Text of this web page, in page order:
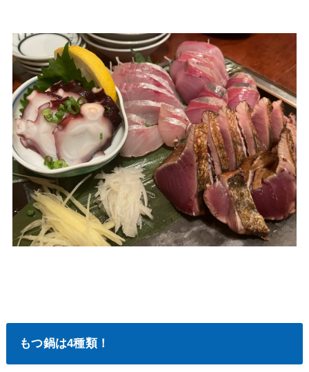
もつ鍋は4種類！